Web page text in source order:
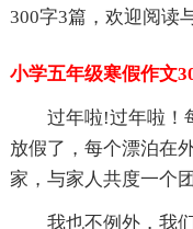
300字3篇，欢迎阅读
小学五年级寒假作文
过年啦!过年啦！
放假了，每个漂泊在
家，与家人共度一个团
我也不例外，我